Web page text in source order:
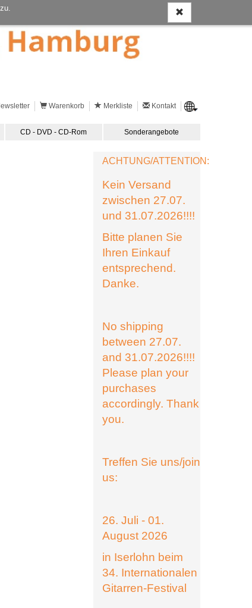
Warenkorb Merkliste Kontakt
CD - DVD - CD-Rom Sonderangebote
ACHTUNG/ATTENTION:
Kein Versand
zwischen 27.07.
und 31.07.2026!!!!
Bitte planen Sie
Ihren Einkauf
entsprechend.
Danke.
No shipping
between 27.07.
and 31.07.2026!!!!
Please plan your
purchases
accordingly. Thank
you.
Treffen Sie uns/join
us:
26. Juli - 01.
August 2026
in Iserlohn beim
34. Internationalen
Gitarren-Festival